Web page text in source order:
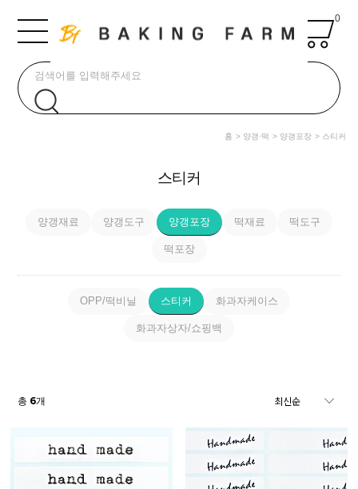
0
홈 양갱·떡 양갱포장 스티커
스티커
양갱재료 양갱도구 양갱포장 떡재료 떡도구
떡포장
OPP/떡비닐 스티커 화과자케이스
화과자상자/쇼핑백
총 6개